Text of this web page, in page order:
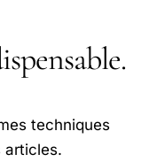
techniques
articles.